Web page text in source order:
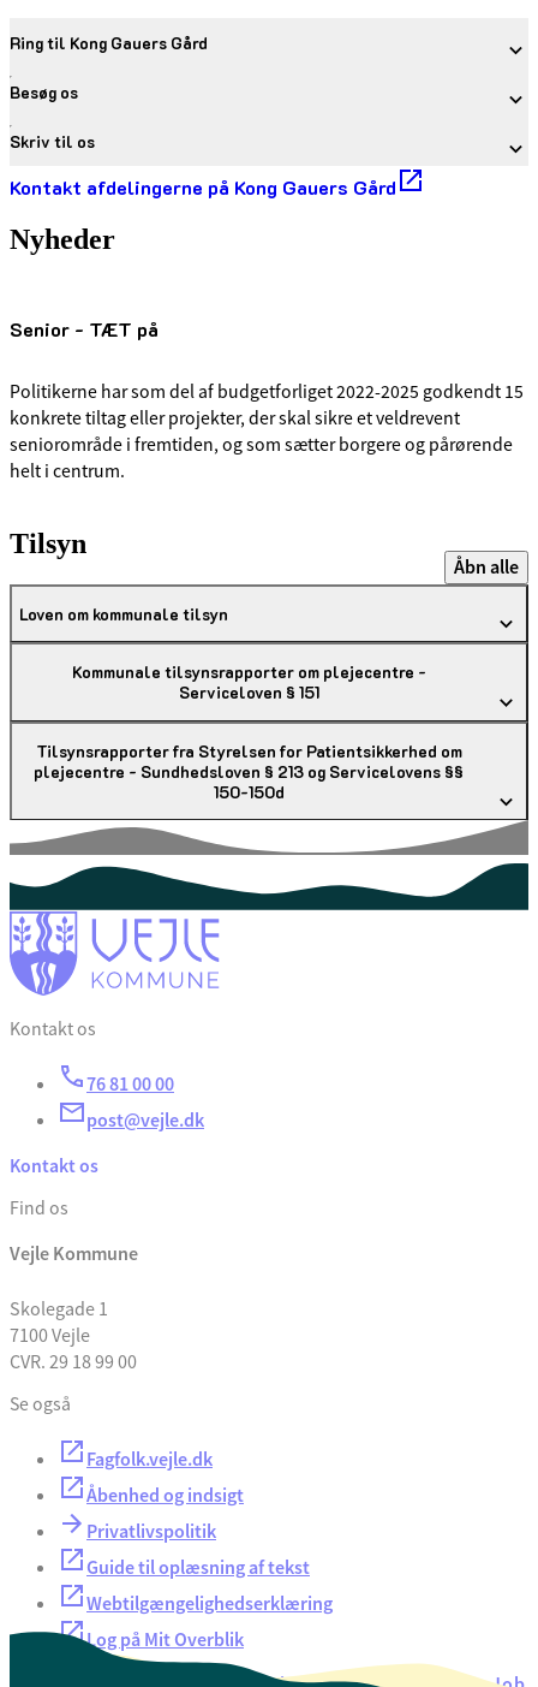
Ring til Kong Gauers Gård
Besøg os
Skriv til os
Kontakt afdelingerne på Kong Gauers Gård
Nyheder
Senior - TÆT på
Politikerne har som del af budgetforliget 2022-2025 godkendt 15
konkrete tiltag eller projekter, der skal sikre et veldrevent
seniorområde i fremtiden, og som sætter borgere og pårørende
helt i centrum.
Tilsyn
Åbn alle
Loven om kommunale tilsyn
Kommunale tilsynsrapporter om plejecentre -
Serviceloven § 151
Tilsynsrapporter fra Styrelsen for Patientsikkerhed om
plejecentre - Sundhedsloven § 213 og Servicelovens §§
150-150d
Kontakt os
76 81 00 00
post@vejle.dk
Kontakt os
Find os
Vejle Kommune
Skolegade 1
7100 Vejle
CVR. 29 18 99 00
Se også
Fagfolk.vejle.dk
Åbenhed og indsigt
Privatlivspolitik
Guide til oplæsning af tekst
Webtilgængelighedserklæring
Log på Mit Overblik